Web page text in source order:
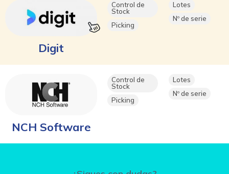
Digit
Control de
Stock
Picking
Lotes
Nº de serie
NCH Software
Control de
Stock
Picking
Lotes
Nº de serie